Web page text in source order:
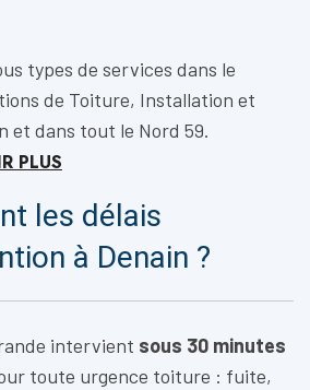
types de services dans le
de Toiture, Installation et
et dans tout le Nord 59.
PLUS
les délais
à Denain ?
intervient sous 30 minutes
toute urgence toiture : fuite,